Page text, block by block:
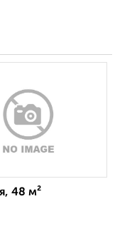
48 м²